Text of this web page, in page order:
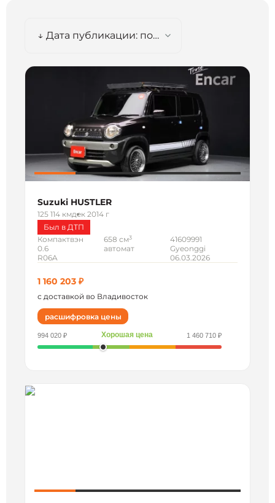
↓ Дата публикации: по убыванию
Suzuki HUSTLER
125 114 кмдек 2014 г
Был в ДТП
Компактвэн
0.6
R06A
658 см3
автомат
41609991
Gyeonggi
06.03.2026
1 160 203 ₽
с доставкой во Владивосток
расшифровка цены
994 020 ₽ Хорошая цена 1 460 710 ₽